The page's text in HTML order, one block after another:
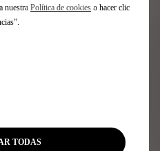
nuestra Política de cookies o hacer clic
TODAS